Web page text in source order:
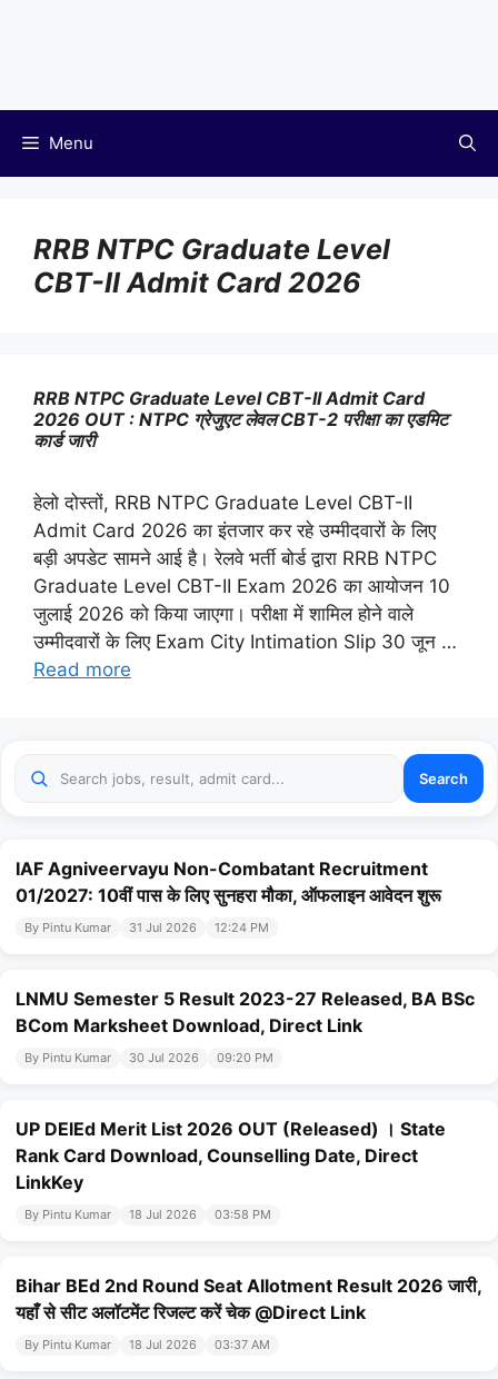
Menu
RRB NTPC Graduate Level
CBT-II Admit Card 2026
RRB NTPC Graduate Level CBT-II Admit Card
2026 OUT : NTPC ग्रेजुएट लेवल CBT-2 परीक्षा का एडमिट
कार्ड जारी
हेलो दोस्तों, RRB NTPC Graduate Level CBT-II
Admit Card 2026 का इंतजार कर रहे उम्मीदवारों के लिए
बड़ी अपडेट सामने आई है। रेलवे भर्ती बोर्ड द्वारा RRB NTPC
Graduate Level CBT-II Exam 2026 का आयोजन 10
जुलाई 2026 को किया जाएगा। परीक्षा में शामिल होने वाले
उम्मीदवारों के लिए Exam City Intimation Slip 30 जून …
Read more
Search
IAF Agniveervayu Non-Combatant Recruitment
01/2027: 10वीं पास के लिए सुनहरा मौका, ऑफलाइन आवेदन शुरू
By Pintu Kumar 31 Jul 2026 12:24 PM
LNMU Semester 5 Result 2023-27 Released, BA BSc
BCom Marksheet Download, Direct Link
By Pintu Kumar 30 Jul 2026 09:20 PM
UP DElEd Merit List 2026 OUT (Released) । State
Rank Card Download, Counselling Date, Direct
LinkKey
By Pintu Kumar 18 Jul 2026 03:58 PM
Bihar BEd 2nd Round Seat Allotment Result 2026 जारी,
यहाँ से सीट अलॉटमेंट रिजल्ट करें चेक @Direct Link
By Pintu Kumar 18 Jul 2026 03:37 AM